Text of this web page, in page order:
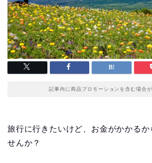
記事内に商品プロモーションを含む場合
旅行に行きたいけど、お金がかかるか
せんか？